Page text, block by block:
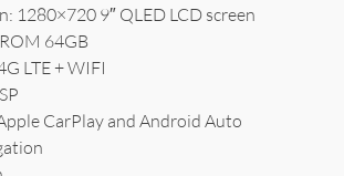
1280×720 9″ QLED LCD screen
64GB
LTE + WIFI
CarPlay and Android Auto